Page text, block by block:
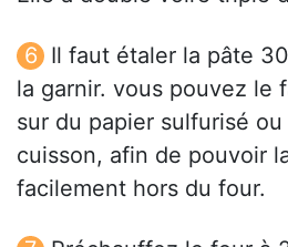
Il faut étaler la pâte
la garnir. vous pouvez le
sur du papier sulfurisé
cuisson, afin de pouvoir
facilement hors du four.